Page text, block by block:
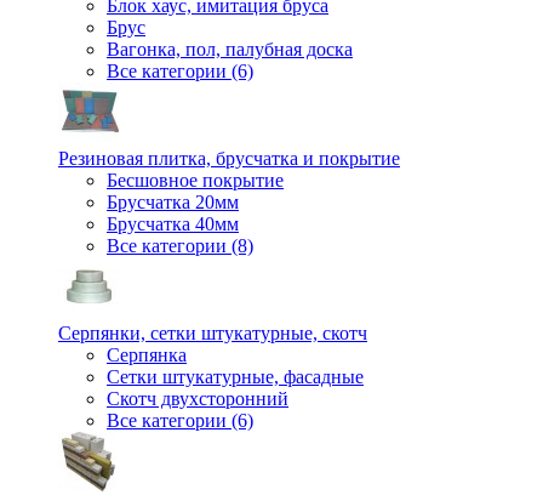
Блок хаус, имитация бруса
Брус
Вагонка, пол, палубная доска
Все категории (6)
Резиновая плитка, брусчатка и покрытие
Бесшовное покрытие
Брусчатка 20мм
Брусчатка 40мм
Все категории (8)
Серпянки, сетки штукатурные, скотч
Серпянка
Сетки штукатурные, фасадные
Скотч двухсторонний
Все категории (6)